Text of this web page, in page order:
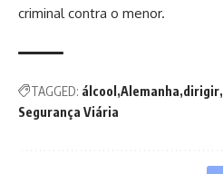
criminal contra o menor.
TAGGED: álcool Alemanha dirigir
Segurança Viária